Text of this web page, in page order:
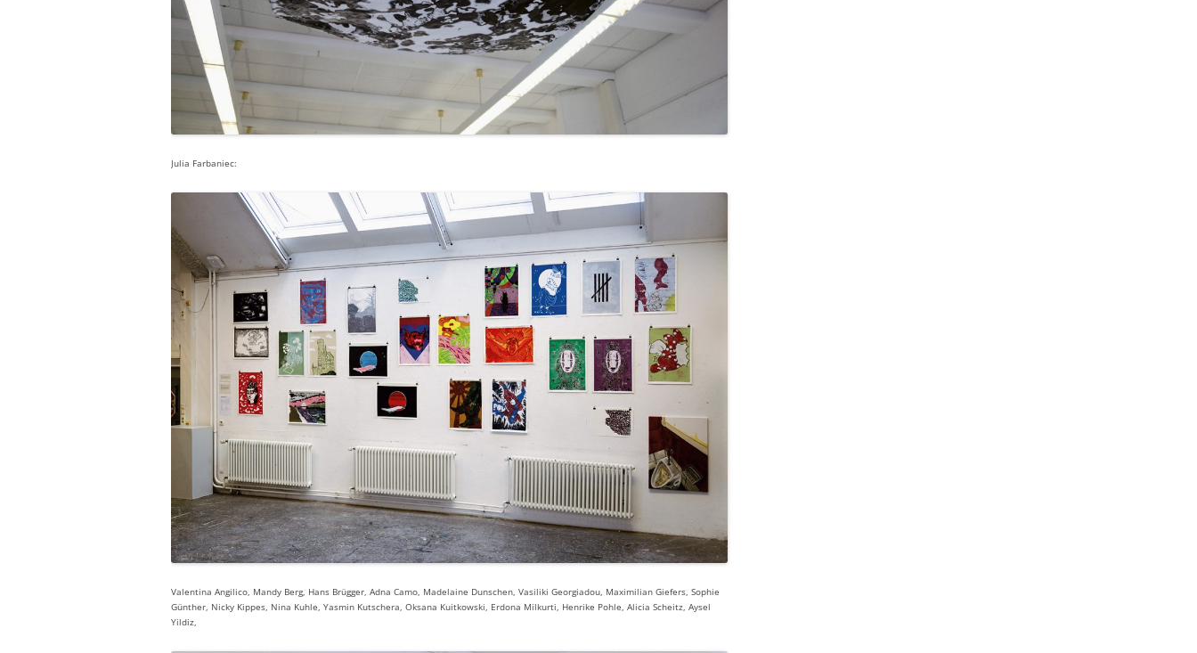
Julia Farbaniec:
Valentina Angilico, Mandy Berg, Hans Brügger, Adna Camo, Madelaine Dunschen, Vasiliki Georgiadou, Maximilian Giefers, Sophie
Günther, Nicky Kippes, Nina Kuhle, Yasmin Kutschera, Oksana Kuitkowski, Erdona Milkurti, Henrike Pohle, Alicia Scheitz, Aysel
Yildiz,